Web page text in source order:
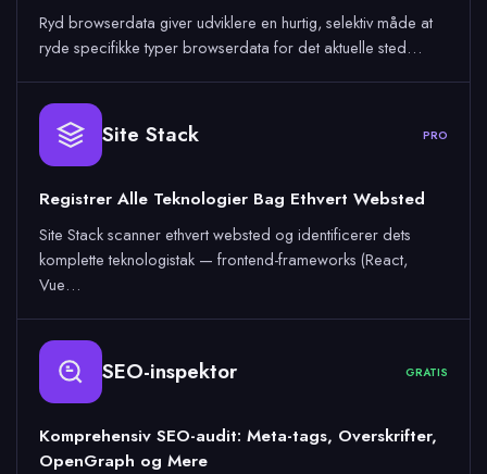
Ryd browserdata giver udviklere en hurtig, selektiv måde at
ryde specifikke typer browserdata for det aktuelle sted…
Site Stack PRO
Registrer Alle Teknologier Bag Ethvert Websted
Site Stack scanner ethvert websted og identificerer dets
komplette teknologistak — frontend-frameworks (React,
Vue…
SEO-inspektor GRATIS
Komprehensiv SEO-audit: Meta-tags, Overskrifter,
OpenGraph og Mere